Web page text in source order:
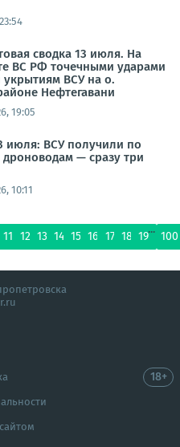
сводка 13 июля. На
ВС РФ точечными ударами
ВСУ на о.
Нефтегавани
19:05
июля: ВСУ получили по
— сразу три
10:11
11 12 13 14 15 16 17 18 19
...
100
18+